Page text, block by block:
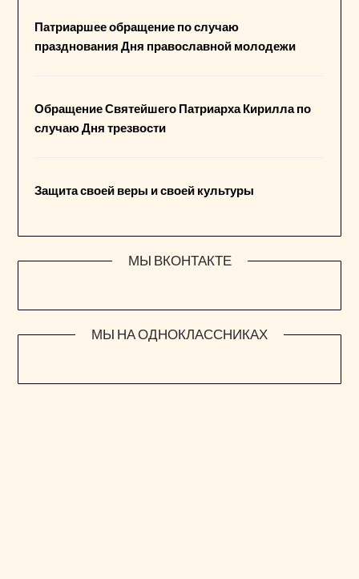
Патриаршее обращение по случаю
празднования Дня православной молодежи
Обращение Святейшего Патриарха Кирилла по
случаю Дня трезвости
Защита своей веры и своей культуры
МЫ ВКОНТАКТЕ
МЫ НА ОДНОКЛАССНИКАХ